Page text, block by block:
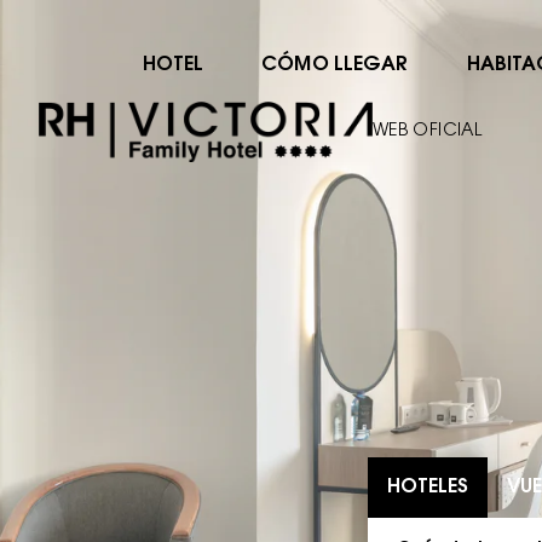
HOTEL CÓMO LLEGAR
WEB OFICIAL
HOTELES